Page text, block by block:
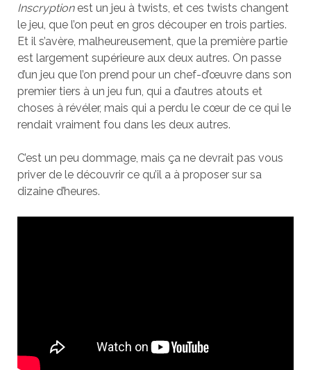
Inscryption est un jeu à twists, et ces twists changent
le jeu, que l’on peut en gros découper en trois parties.
Et il s’avère, malheureusement, que la première partie
est largement supérieure aux deux autres. On passe
d’un jeu que l’on prend pour un chef-d’œuvre dans son
premier tiers à un jeu fun, qui a d’autres atouts et
choses à révéler, mais qui a perdu le cœur de ce qui le
rendait vraiment fou dans les deux autres.
C’est un peu dommage, mais ça ne devrait pas vous
priver de le découvrir ce qu’il a à proposer sur sa
dizaine d’heures.